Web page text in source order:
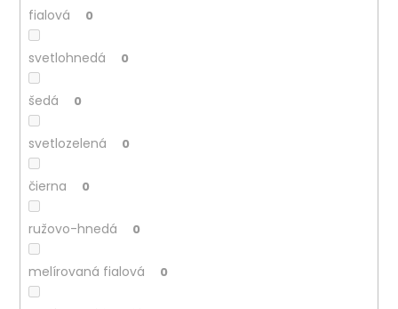
fialová 0
svetlohnedá 0
šedá 0
svetlozelená 0
čierna 0
ružovo-hnedá 0
melírovaná fialová 0